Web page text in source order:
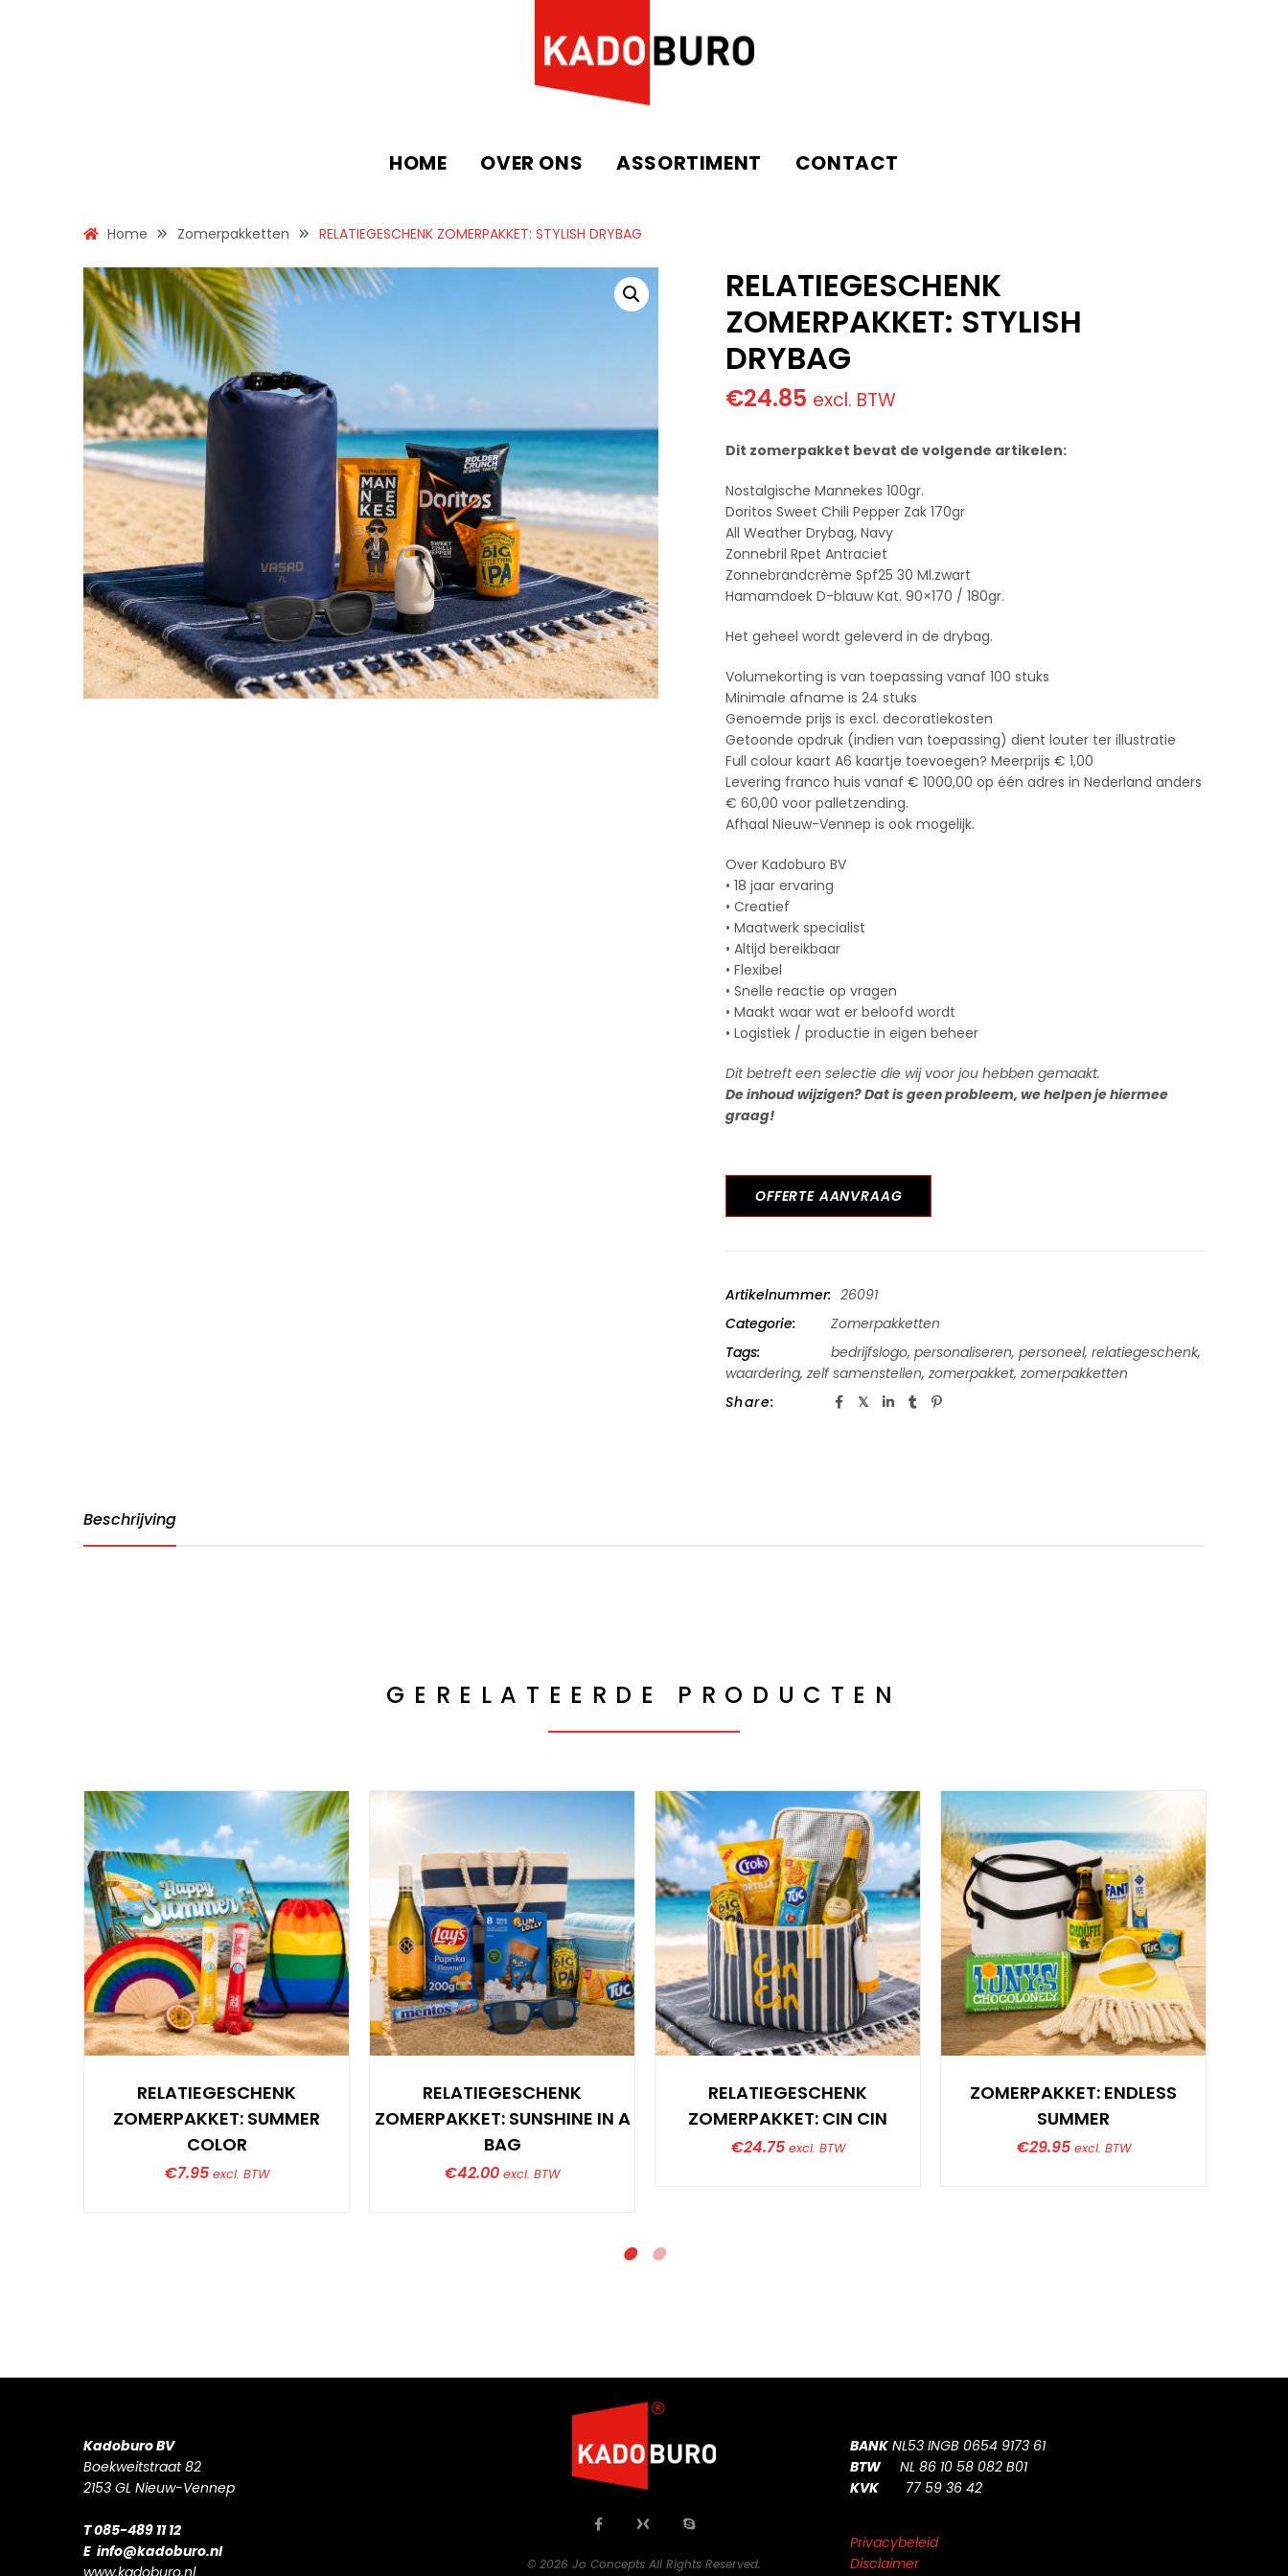
HOME OVER ONS ASSORTIMENT CONTACT
Home Zomerpakketten RELATIEGESCHENK ZOMERPAKKET: STYLISH DRYBAG
RELATIEGESCHENK
ZOMERPAKKET: STYLISH
DRYBAG
€24.85 excl. BTW
Dit zomerpakket bevat de volgende artikelen:
Nostalgische Mannekes 100gr.
Doritos Sweet Chili Pepper Zak 170gr
All Weather Drybag, Navy
Zonnebril Rpet Antraciet
Zonnebrandcrème Spf25 30 Ml.zwart
Hamamdoek D-blauw Kat. 90×170 / 180gr.
Het geheel wordt geleverd in de drybag.
Volumekorting is van toepassing vanaf 100 stuks
Minimale afname is 24 stuks
Genoemde prijs is excl. decoratiekosten
Getoonde opdruk (indien van toepassing) dient louter ter illustratie
Full colour kaart A6 kaartje toevoegen? Meerprijs € 1,00
Levering franco huis vanaf € 1000,00 op één adres in Nederland anders
€ 60,00 voor palletzending.
Afhaal Nieuw-Vennep is ook mogelijk.
Over Kadoburo BV
• 18 jaar ervaring
• Creatief
• Maatwerk specialist
• Altijd bereikbaar
• Flexibel
• Snelle reactie op vragen
• Maakt waar wat er beloofd wordt
• Logistiek / productie in eigen beheer
Dit betreft een selectie die wij voor jou hebben gemaakt.
De inhoud wijzigen? Dat is geen probleem, we helpen je hiermee
graag!
OFFERTE AANVRAAG
Artikelnummer: 26091
Categorie:
Zomerpakketten
Tags:
bedrijfslogo, personaliseren, personeel, relatiegeschenk,
waardering, zelf samenstellen, zomerpakket, zomerpakketten
Share:
Beschrijving
GERELATEERDE PRODUCTEN
RELATIEGESCHENK
ZOMERPAKKET: SUMMER
COLOR
€7.95 excl. BTW
RELATIEGESCHENK
ZOMERPAKKET: SUNSHINE IN A
BAG
€42.00 excl. BTW
RELATIEGESCHENK
ZOMERPAKKET: CIN CIN
€24.75 excl. BTW
ZOMERPAKKET: ENDLESS
SUMMER
€29.95 excl. BTW
Kadoburo BV
Boekweitstraat 82
2153 GL Nieuw-Vennep
T 085-489 11 12
E info@kadoburo.nl
www.kadoburo.nl
BANK NL53 INGB 0654 9173 61
BTWNL 86 10 58 082 B01
KVK 77 59 36 42
Privacybeleid
Disclaimer
© 2026 Jo Concepts All Rights Reserved.